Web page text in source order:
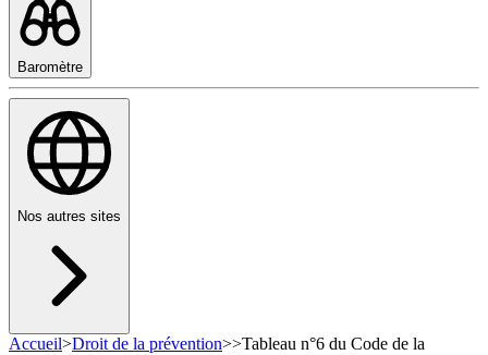
Baromètre
Nos autres sites
Accueil>Droit de la prévention>>Tableau n°6 du Code de la